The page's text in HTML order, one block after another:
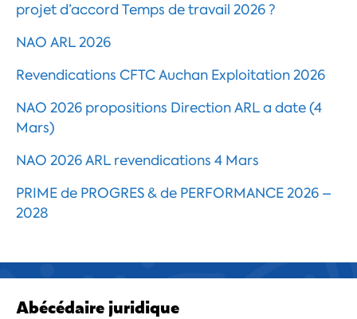
projet d’accord Temps de travail 2026 ?
NAO ARL 2026
Revendications CFTC Auchan Exploitation 2026
NAO 2026 propositions Direction ARL a date (4
Mars)
NAO 2026 ARL revendications 4 Mars
PRIME de PROGRES & de PERFORMANCE 2026 –
2028
Abécédaire juridique